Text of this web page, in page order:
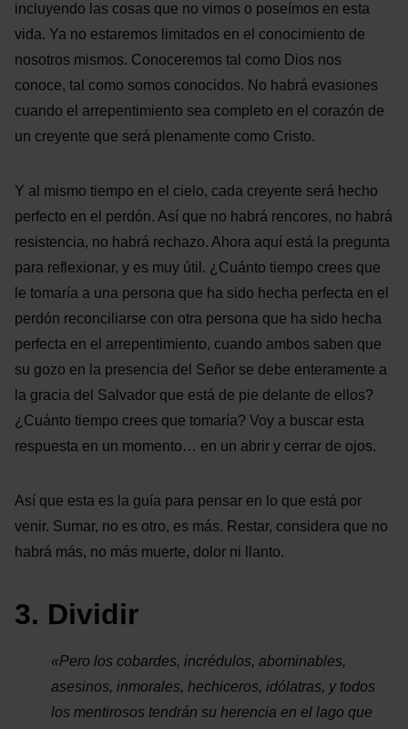
incluyendo las cosas que no vimos o poseímos en esta
vida. Ya no estaremos limitados en el conocimiento de
nosotros mismos. Conoceremos tal como Dios nos
conoce, tal como somos conocidos. No habrá evasiones
cuando el arrepentimiento sea completo en el corazón de
un creyente que será plenamente como Cristo.
Y al mismo tiempo en el cielo, cada creyente será hecho
perfecto en el perdón. Así que no habrá rencores, no habrá
resistencia, no habrá rechazo. Ahora aquí está la pregunta
para reflexionar, y es muy útil. ¿Cuánto tiempo crees que
le tomaría a una persona que ha sido hecha perfecta en el
perdón reconciliarse con otra persona que ha sido hecha
perfecta en el arrepentimiento, cuando ambos saben que
su gozo en la presencia del Señor se debe enteramente a
la gracia del Salvador que está de pie delante de ellos?
¿Cuánto tiempo crees que tomaría? Voy a buscar esta
respuesta en un momento… en un abrir y cerrar de ojos.
Así que esta es la guía para pensar en lo que está por
venir. Sumar, no es otro, es más. Restar, considera que no
habrá más, no más muerte, dolor ni llanto.
3. Dividir
«Pero los cobardes, incrédulos, abominables,
asesinos, inmorales, hechiceros, idólatras, y todos
los mentirosos tendrán su herencia en el lago que